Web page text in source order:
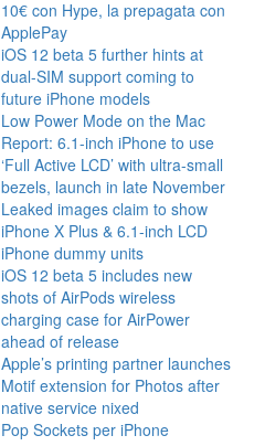
10€ con Hype, la prepagata con
ApplePay
iOS 12 beta 5 further hints at
dual-SIM support coming to
future iPhone models
Low Power Mode on the Mac
Report: 6.1-inch iPhone to use
‘Full Active LCD’ with ultra-small
bezels, launch in late November
Leaked images claim to show
iPhone X Plus & 6.1-inch LCD
iPhone dummy units
iOS 12 beta 5 includes new
shots of AirPods wireless
charging case for AirPower
ahead of release
Apple’s printing partner launches
Motif extension for Photos after
native service nixed
Pop Sockets per iPhone